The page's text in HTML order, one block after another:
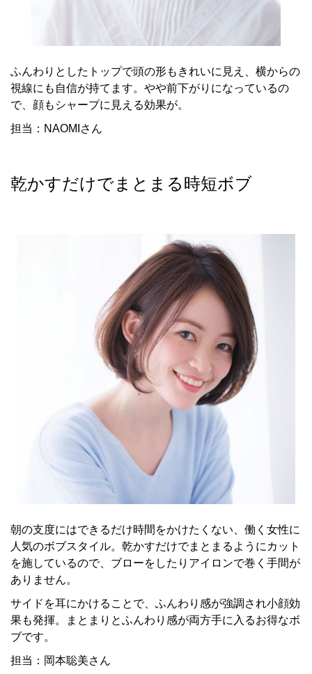
ふんわりとしたトップで頭の形もきれいに見え、横からの
視線にも自信が持てます。やや前下がりになっているの
で、顔もシャープに見える効果が。
担当：NAOMIさん
乾かすだけでまとまる時短ボブ
朝の支度にはできるだけ時間をかけたくない、働く女性に
人気のボブスタイル。乾かすだけでまとまるようにカット
を施しているので、ブローをしたりアイロンで巻く手間が
ありません。
サイドを耳にかけることで、ふんわり感が強調され小顔効
果も発揮。まとまりとふんわり感が両方手に入るお得なボ
ブです。
担当：岡本聡美さん